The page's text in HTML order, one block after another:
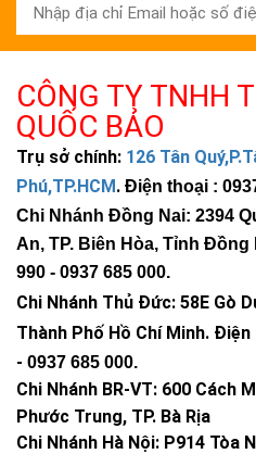
>>> Xem thêmcác mẫuđèn
CÔNG TY TNHH
QUỐC BẢO
Trụ sở chính: 126 Tân
Phú,TP.HCM. Điện thoại :
Chi Nhánh Đồng Nai: 2394
An, TP. Biên Hòa, Tỉnh Đồng
990 - 0937 685 000.
Chi Nhánh Thủ Đức: 58E Gò
Thành Phố Hồ Chí Minh. Điện
- 0937 685 000.
Chi Nhánh BR-VT: 600 Cách
Phước Trung, TP. Bà Rịa
Chi Nhánh Hà Nội: P914 Tòa